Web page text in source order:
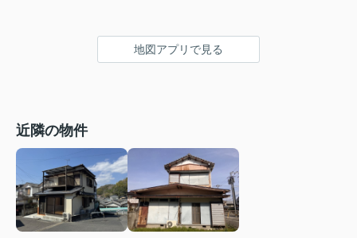
地図アプリで見る
近隣の物件